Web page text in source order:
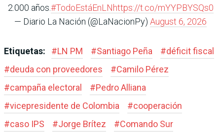
2.000 años.#TodoEstáEnLNhttps://t.co/mYYPBYSQs0
— Diario La Nación (@LaNacionPy) August 6, 2026
Etiquetas: #LN PM #Santiago Peña #déficit fiscal
#deuda con proveedores #Camilo Pérez
#campaña electoral #Pedro Alliana
#vicepresidente de Colombia #cooperación
#caso IPS #Jorge Brítez #Comando Sur